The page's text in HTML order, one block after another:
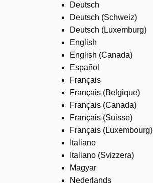
Deutsch
Deutsch (Schweiz)
Deutsch (Luxemburg)
English
English (Canada)
Español
Français
Français (Belgique)
Français (Canada)
Français (Suisse)
Français (Luxembourg)
Italiano
Italiano (Svizzera)
Magyar
Nederlands